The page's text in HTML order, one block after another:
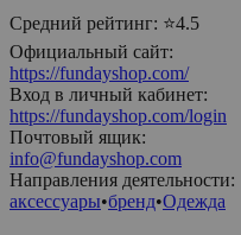
Средний рейтинг: ⭐4.5
Официальный сайт:
https://fundayshop.com/
Вход в личный кабинет:
https://fundayshop.com/login
Почтовый ящик:
info@fundayshop.com
Направления деятельности:
аксессуары•бренд•Одежда